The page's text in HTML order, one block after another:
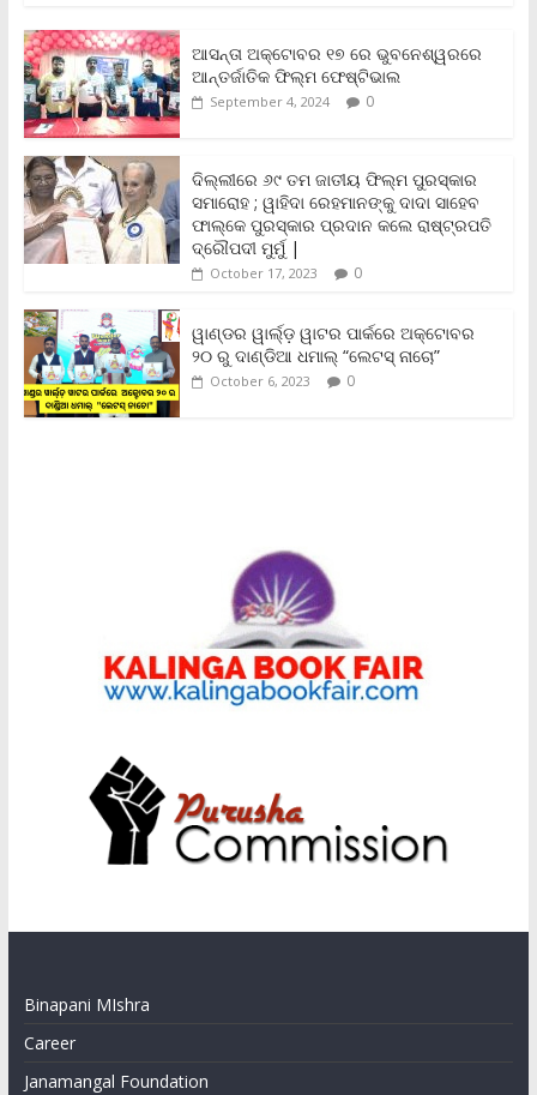
e
b
o
o
k
t
t
e
r
i
l
t
s
A
p
p
L
i
n
k
t
F
r
i
d
l
y
e
ଆସନ୍ତା ଅକ୍ଟୋବର ୧୭ ରେ ଭୁବନେଶ୍ୱରରେ
ଆନ୍ତର୍ଜାତିକ ଫିଲ୍ମ ଫେଷ୍ଟିଭାଲ
September 4, 2024 0
ଦିଲ୍ଲୀରେ ୬୯ ତମ ଜାତୀୟ ଫିଲ୍ମ ପୁରସ୍କାର
ସମାରୋହ ; ୱାହିଦା ରେହମାନଙ୍କୁ ଦାଦା ସାହେବ
ଫାଲ୍‌କେ ପୁରସ୍କାର ପ୍ରଦାନ କଲେ ରାଷ୍ଟ୍ରପତି
ଦ୍ରୌପଦୀ ମୁର୍ମୁ |
October 17, 2023 0
ୱାଣ୍ଡର ୱାର୍ଲ୍‌ଡ଼ ୱାଟର ପାର୍କରେ ଅକ୍ଟୋବର
୨୦ ରୁ ଦାଣ୍ଡିଆ ଧମାଲ୍ “ଲେଟସ୍ ନାଚୋ”
October 6, 2023 0
Binapani MIshra
Career
Janamangal Foundation